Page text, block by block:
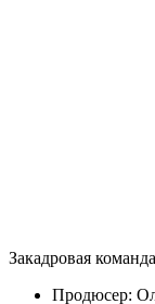
Закадровая
Продюсер: